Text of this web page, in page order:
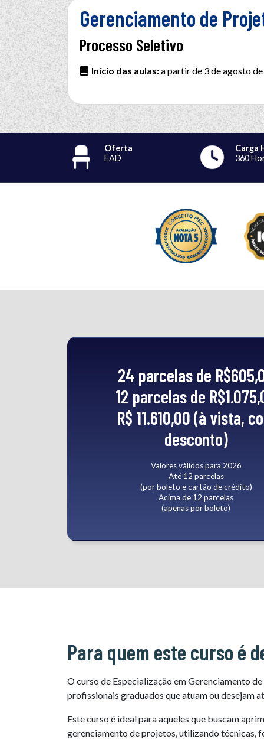
Gerenciamento de
Processo Seletivo
Início das aulas:a partir de 3 de agosto
Oferta
EAD
Carga
360
24 parcelas de
12 parcelas de
R$ 11.610,00 (à vista,
desconto)
Valores válidos para 2026
Até 12 parcelas
(por boleto e cartão de crédito)
Acima de 12 parcelas
(apenas por boleto)
Para quem este curso é
O curso de Especialização em Gerenciamento
profissionais graduados que atuam ou desejam
Este curso é ideal para aqueles que buscam
gerenciamento de projetos, utilizando técnicas,